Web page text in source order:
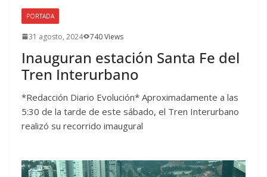
PORTADA
31 agosto, 2024 740 Views
Inauguran estación Santa Fe del
Tren Interurbano
*Redacción Diario Evolución* Aproximadamente a las
5:30 de la tarde de este sábado, el Tren Interurbano
realizó su recorrido imaugural